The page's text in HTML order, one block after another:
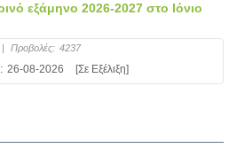
εξάμηνο 2026-2027 στο Ιόνιο
Προβολές: 4237
26-08-2026 [Σε Εξέλιξη]